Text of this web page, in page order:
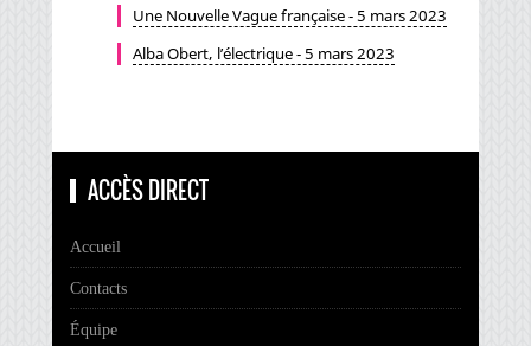
Une Nouvelle Vague française - 5 mars 2023
Alba Obert, l’électrique - 5 mars 2023
ACCÈS DIRECT
Accueil
Contacts
Équipe